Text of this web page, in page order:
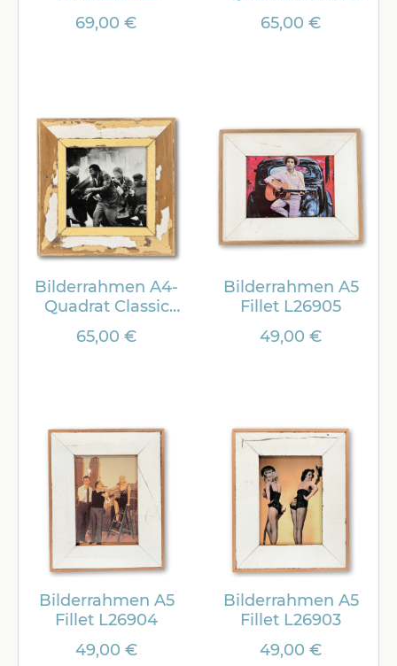
69,00 €
L27615
65,00 €
Bilderrahmen A4-
Quadrat Classic
L27611
65,00 €
Bilderrahmen A5
Fillet L26905
49,00 €
Bilderrahmen A5
Fillet L26904
49,00 €
Bilderrahmen A5
Fillet L26903
49,00 €